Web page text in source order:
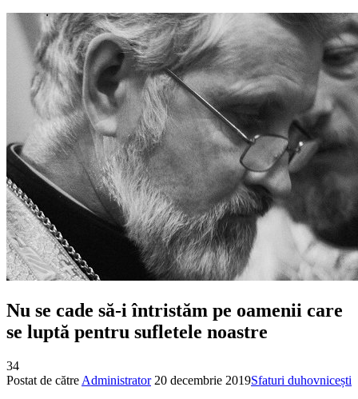
Nu se cade să-i întristăm pe oamenii care
se luptă pentru sufletele noastre
34
Postat de către Administrator 20 decembrie 2019Sfaturi duhovnicești